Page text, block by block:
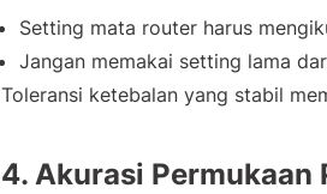
Setting mata router harus
Jangan memakai setting lama
Toleransi ketebalan yang stabil
4. Akurasi Permukaan